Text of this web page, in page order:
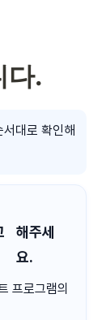
다.
대로 확인해
해주세
요.
프로그램의